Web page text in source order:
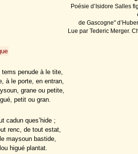
Poésie d’Isidore Salles
de Gascogne"
Lue par Tederic Merger.
tems penude à le tite,
à le porte, en entran,
grane ou petite,
petit ou gran.
cadun ques’hide ;
renc, de tout estat,
maysoun bastide,
higué plantat.